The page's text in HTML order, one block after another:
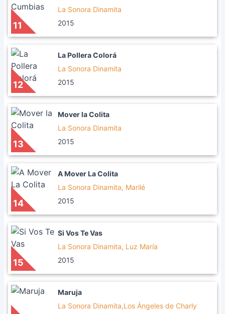
11
La Sonora Dinamita
2015
12
La Pollera Colorá
La Sonora Dinamita
2015
13
Mover la Colita
La Sonora Dinamita
2015
14
A Mover La Colita
La Sonora Dinamita, Marilé
2015
15
Si Vos Te Vas
La Sonora Dinamita, Luz María
2015
Maruja
La Sonora Dinamita,Los Ángeles de Charly